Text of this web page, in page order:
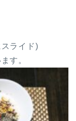
ライド)
す。